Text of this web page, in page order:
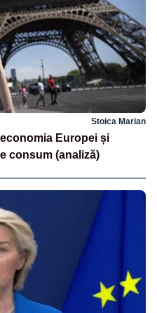
Stoica Marian
Europei și
consum (analiză)